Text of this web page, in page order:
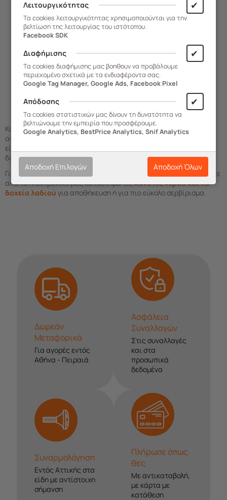
BAMA Ιταλίας Τελάρο
Πολλαπλών Χρήσεων
25x31x11.5cm Πλαστικό με
Όψη Ξύλου Καφέ Γκρι TINA 2
5,60€
ΑΓΟΡΑ
Κατά την επιλογή σας, λάβετε υπόψη τον διαθέσιμο χώρο
ανάμεσα στα είδη σερβιρίσματος σας. Ένα μικρότερο μέγεθος
είναι αρκετό για τα καθημερινά γεύματα, ενώ οι μεγαλύτερες
διαστάσεις εξυπηρετούν περισσότερα άτομα.
Για καλύτερη οργάνωση του τραπεζιού ή της κουζίνας, αποκτήστε
απο το ηλεκτρονικό μας κατάστημα τιςκανάτες νερού και τα
δοχεία λαδιού για αποθήκευση ή για πιο εύκολο σερβίρισμα.
Δωρεάν
Μεταφορικά
Για αγορές εντός
Αθήνα - Πειραιά
Ασφάλεια
Συναλλαγών
Στις συναλλαγές
και στα
προσωπικά
δεδομένα
Συναρμολόγηση
Εντός Αττικής στα
είδη με αντίστοιχη
σήμανση
Πλήρωσε όπως
θες
Με αντικαταβολή,
με κάρτα με
κατάθεση
Λειτουργικότητας ✔
Τα cookies λειτουργικότητας χρησιμοποιούνται για την
βελτίωση της λειτουργίας του ιστότοπου.
Facebook SDK
Διαφήμισης ✔
Τα cookies διαφήμισης μας βοηθουν να προβάλουμε
περιεχομένο σχετικά με τα ενδιαφέροντα σας.
Google Tag Manager, Google Ads, Facebook Pixel
Απόδοσης ✔
Τα cookies στατιστικών μας δίνουν τη δυνατότητα να
βελτιώνουμε την εμπειρία που προσφέρουμε.
Google Analytics, BestPrice Analytics, Snif Analytics
Αποδοχή Επιλογών Αποδοχή Όλων